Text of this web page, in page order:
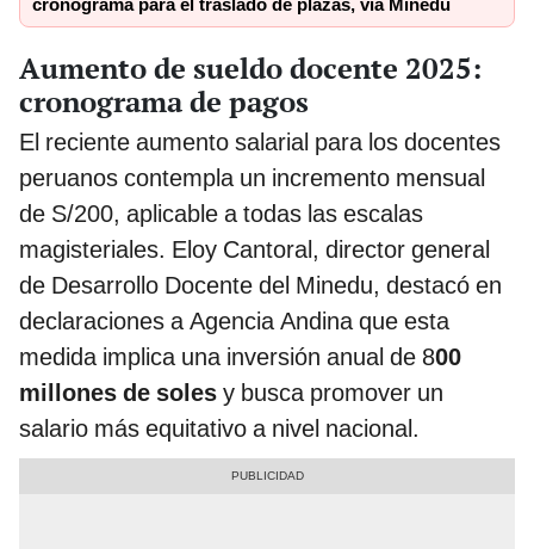
cronograma para el traslado de plazas, vía Minedu
Aumento de sueldo docente 2025:
cronograma de pagos
El reciente aumento salarial para los docentes
peruanos contempla un incremento mensual
de S/200, aplicable a todas las escalas
magisteriales. Eloy Cantoral, director general
de Desarrollo Docente del Minedu, destacó en
declaraciones a Agencia Andina que esta
medida implica una inversión anual de 800
millones de soles y busca promover un
salario más equitativo a nivel nacional.